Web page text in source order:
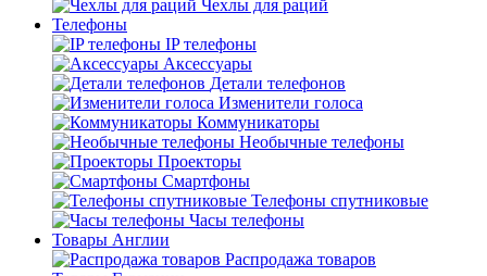
Чехлы для раций
Телефоны
IP телефоны
Аксессуары
Детали телефонов
Изменители голоса
Коммуникаторы
Необычные телефоны
Проекторы
Смартфоны
Телефоны спутниковые
Часы телефоны
Товары Англии
Распродажа товаров